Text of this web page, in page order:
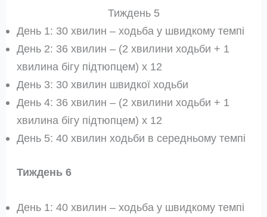
Тиждень 5
День 1: 30 хвилин – ходьба у швидкому темпі
День 2: 36 хвилин – (2 хвилини ходьби + 1
хвилина бігу підтюпцем) x 12
День 3: 30 хвилин швидкої ходьби
День 4: 36 хвилин – (2 хвилини ходьби + 1
хвилина бігу підтюпцем) x 12
День 5: 40 хвилин ходьби в середньому темпі
Тиждень 6
День 1: 40 хвилин – ходьба у швидкому темпі